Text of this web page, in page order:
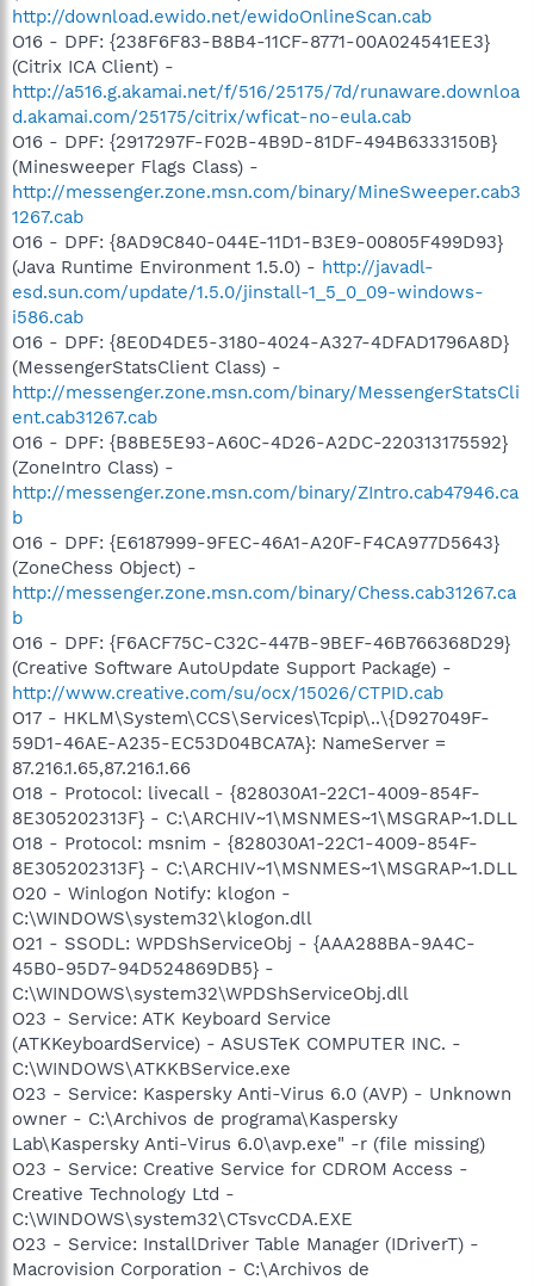
http://download.ewido.net/ewidoOnlineScan.cab
O16 - DPF: {238F6F83-B8B4-11CF-8771-00A024541EE3}
(Citrix ICA Client) -
http://a516.g.akamai.net/f/516/25175/7d/runaware.downloa
d.akamai.com/25175/citrix/wficat-no-eula.cab
O16 - DPF: {2917297F-F02B-4B9D-81DF-494B6333150B}
(Minesweeper Flags Class) -
http://messenger.zone.msn.com/binary/MineSweeper.cab3
1267.cab
O16 - DPF: {8AD9C840-044E-11D1-B3E9-00805F499D93}
(Java Runtime Environment 1.5.0) - http://javadl-
esd.sun.com/update/1.5.0/jinstall-1_5_0_09-windows-
i586.cab
O16 - DPF: {8E0D4DE5-3180-4024-A327-4DFAD1796A8D}
(MessengerStatsClient Class) -
http://messenger.zone.msn.com/binary/MessengerStatsCli
ent.cab31267.cab
O16 - DPF: {B8BE5E93-A60C-4D26-A2DC-220313175592}
(ZoneIntro Class) -
http://messenger.zone.msn.com/binary/ZIntro.cab47946.ca
b
O16 - DPF: {E6187999-9FEC-46A1-A20F-F4CA977D5643}
(ZoneChess Object) -
http://messenger.zone.msn.com/binary/Chess.cab31267.ca
b
O16 - DPF: {F6ACF75C-C32C-447B-9BEF-46B766368D29}
(Creative Software AutoUpdate Support Package) -
http://www.creative.com/su/ocx/15026/CTPID.cab
O17 - HKLM\System\CCS\Services\Tcpip\..\{D927049F-
59D1-46AE-A235-EC53D04BCA7A}: NameServer =
87.216.1.65,87.216.1.66
O18 - Protocol: livecall - {828030A1-22C1-4009-854F-
8E305202313F} - C:\ARCHIV~1\MSNMES~1\MSGRAP~1.DLL
O18 - Protocol: msnim - {828030A1-22C1-4009-854F-
8E305202313F} - C:\ARCHIV~1\MSNMES~1\MSGRAP~1.DLL
O20 - Winlogon Notify: klogon -
C:\WINDOWS\system32\klogon.dll
O21 - SSODL: WPDShServiceObj - {AAA288BA-9A4C-
45B0-95D7-94D524869DB5} -
C:\WINDOWS\system32\WPDShServiceObj.dll
O23 - Service: ATK Keyboard Service
(ATKKeyboardService) - ASUSTeK COMPUTER INC. -
C:\WINDOWS\ATKKBService.exe
O23 - Service: Kaspersky Anti-Virus 6.0 (AVP) - Unknown
owner - C:\Archivos de programa\Kaspersky
Lab\Kaspersky Anti-Virus 6.0\avp.exe" -r (file missing)
O23 - Service: Creative Service for CDROM Access -
Creative Technology Ltd -
C:\WINDOWS\system32\CTsvcCDA.EXE
O23 - Service: InstallDriver Table Manager (IDriverT) -
Macrovision Corporation - C:\Archivos de